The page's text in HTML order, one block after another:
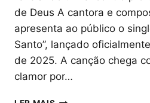
de Deus A cantora e
apresenta ao público o
Santo”, lançado
de 2025. A canção chega
clamor por…
NICOLI